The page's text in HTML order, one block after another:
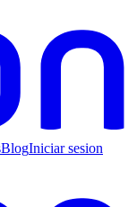
BlogIniciar sesion